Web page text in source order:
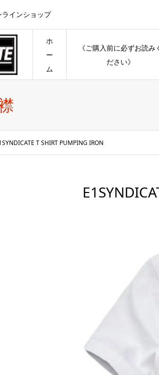
インショップ
ホ
ー
ム
《ご購入前に必ずお読み
ださい》
T SHIRT PUMPING IRON